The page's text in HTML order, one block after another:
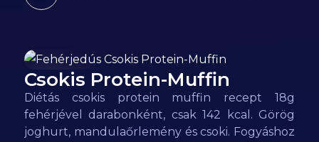
188kcal
Csokis Protein-Muffin
Diétás csokis protein muffin recept 18g
fehérjével darabonként, csak 142 kcal. Görög
joghurt, mandulaőrlemény és csoki. Fogyáshoz